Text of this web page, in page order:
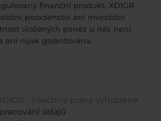
finanční produkt. XDIGR
poradenství ani investiční
vložených peněz u nás není
ani nijak garantována.
údajů